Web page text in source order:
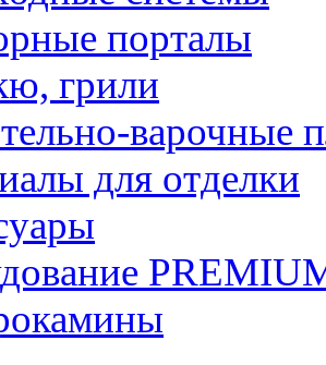
порталы
грили
варочные
для отделки